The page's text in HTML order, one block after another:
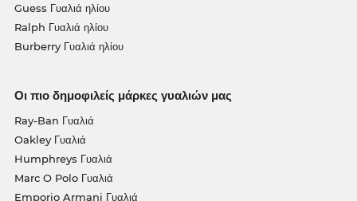
Guess Γυαλιά ηλίου
Ralph Γυαλιά ηλίου
Burberry Γυαλιά ηλίου
Οι πιο δημοφιλείς μάρκες γυαλιών μας
Ray-Ban Γυαλιά
Oakley Γυαλιά
Humphreys Γυαλιά
Marc O Polo Γυαλιά
Emporio Armani Γυαλιά